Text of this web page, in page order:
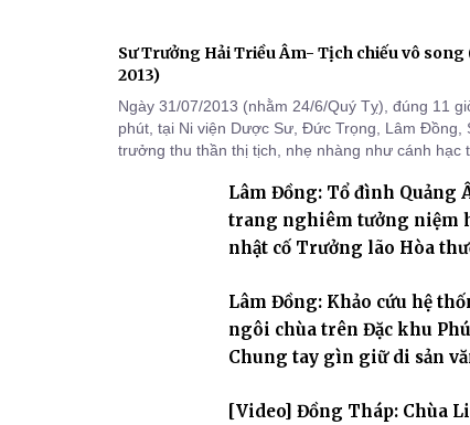
Sư Trưởng Hải Triều Âm- Tịch chiếu vô song
2013)
Ngày 31/07/2013 (nhằm 24/6/Quý Tỵ), đúng 11
phút, tại Ni viện Dược Sư, Đức Trọng, Lâm Đồng,
trưởng thu thần thị tịch, nhẹ nhàng như cánh hạc
Lâm Đồng: Tổ đình Quảng
trang nghiêm tưởng niệm
nhật cố Trưởng lão Hòa
Lâm Đồng: Khảo cứu hệ
ngôi chùa trên Đặc khu
Chung tay gìn giữ di sản
[Video] Đồng Tháp: Chùa